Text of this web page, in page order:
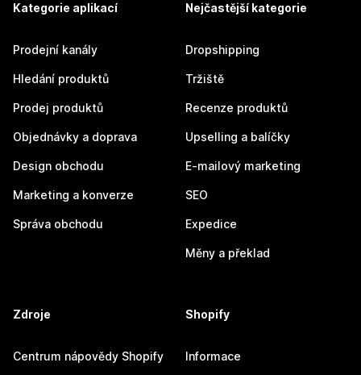
Kategorie aplikací
Prodejní kanály
Hledání produktů
Prodej produktů
Objednávky a doprava
Design obchodu
Marketing a konverze
Správa obchodu
Nejčastější kategorie
Dropshipping
Tržiště
Recenze produktů
Upselling a balíčky
E-mailový marketing
SEO
Expedice
Měny a překlad
Zdroje
Centrum nápovědy Shopify
Shopify
Informace